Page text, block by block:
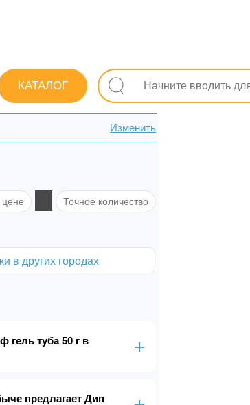
КАТАЛОГ
Обезболивающие и спазмолитические
50 г в Дрогобыче
Изменить
Точное количество
в других городах
гель туба 50 г в
предлагает Дип